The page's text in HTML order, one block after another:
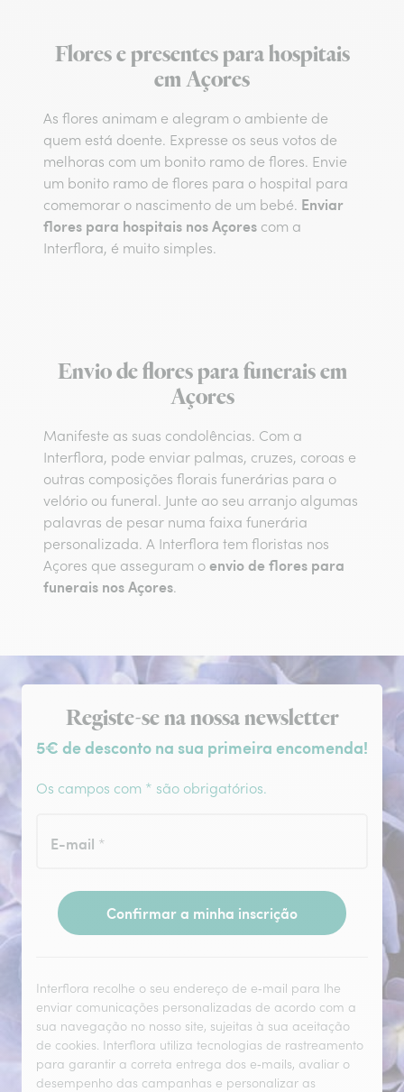
Flores e presentes para hospitais
em Açores
As flores animam e alegram o ambiente de
quem está doente. Expresse os seus votos de
melhoras com um bonito ramo de flores. Envie
um bonito ramo de flores para o hospital para
comemorar o nascimento de um bebé. Enviar
flores para hospitais nos Açores com a
Interflora, é muito simples.
Envio de flores para funerais em
Açores
Manifeste as suas condolências. Com a
Interflora, pode enviar palmas, cruzes, coroas e
outras composições florais funerárias para o
velório ou funeral. Junte ao seu arranjo algumas
palavras de pesar numa faixa funerária
personalizada. A Interflora tem floristas nos
Açores que asseguram o envio de flores para
funerais nos Açores.
Subscrição da newsletter
Registe-se na nossa newsletter
5€ de desconto na sua primeira encomenda!
Os campos com * são obrigatórios.
E-mail *
Confirmar a minha inscrição
Interflora recolhe o seu endereço de e‑mail para lhe
enviar comunicações personalizadas de acordo com a
sua navegação no nosso site, sujeitas à sua aceitação
de cookies. Interflora utiliza tecnologias de rastreamento
para garantir a correta entrega dos e‑mails, avaliar o
desempenho das campanhas e personalizar as